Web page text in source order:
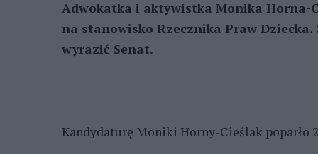
Adwokatka i aktywistka Monika Horna-
na stanowisko Rzecznika Praw
wyrazić Senat.
Kandydaturę Moniki Horny-Cieślak poparło